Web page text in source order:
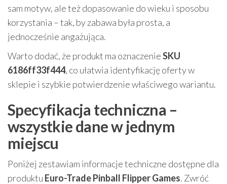
sam motyw, ale też dopasowanie do wieku i sposobu
korzystania – tak, by zabawa była prosta, a
jednocześnie angażująca.
Warto dodać, że produkt ma oznaczenieSKU
6186ff33f444, co ułatwia identyfikację oferty w
sklepie i szybkie potwierdzenie właściwego wariantu.
Specyfikacja techniczna –
wszystkie dane w jednym
miejscu
Poniżej zestawiam informacje techniczne dostępne dla
produktu Euro-Trade Pinball Flipper Games. Zwróć